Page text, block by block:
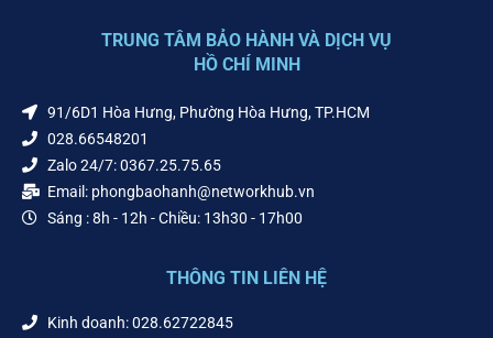
TRUNG TÂM BẢO HÀNH VÀ DỊCH VỤ
HỒ CHÍ MINH
91/6D1 Hòa Hưng, Phường Hòa Hưng, TP.HCM
028.66548201
Zalo 24/7: 0367.25.75.65
Email: phongbaohanh@networkhub.vn
Sáng : 8h - 12h - Chiều: 13h30 - 17h00
THÔNG TIN LIÊN HỆ
Kinh doanh: 028.62722845